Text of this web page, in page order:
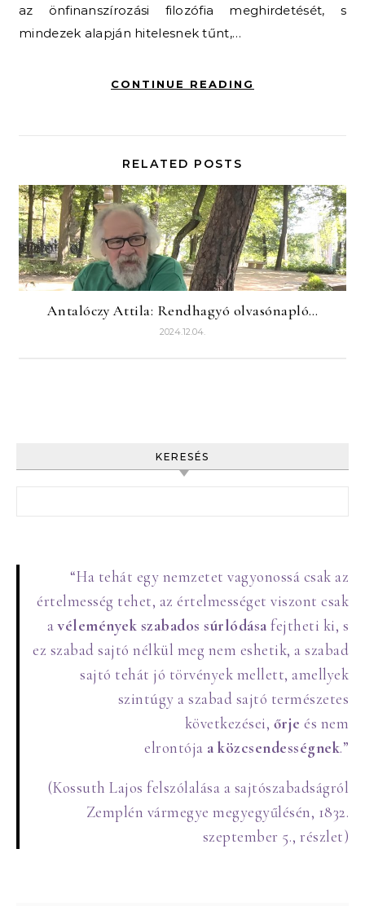
az önfinanszírozási filozófia meghirdetését, s
mindezek alapján hitelesnek tűnt,…
CONTINUE READING
RELATED POSTS
Antalóczy Attila: Rendhagyó olvasónapló…
2024.12.04.
KERESÉS
“Ha tehát egy nemzetet vagyonossá csak az
értelmesség tehet, az értelmességet viszont csak
avélemények szabados súrlódása fejtheti ki, s
ez szabad sajtó nélkül meg nem eshetik, a szabad
sajtó tehát jó törvények mellett, amellyek
szintúgy a szabad sajtó természetes
következései, őrje és nem
elrontója a közcsendességnek.”
(Kossuth Lajos felszólalása a sajtószabadságról
Zemplén vármegye megyegyűlésén, 1832.
szeptember 5., részlet)